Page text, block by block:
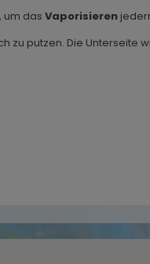
um das Vaporisieren
zu putzen. Die Unterseite